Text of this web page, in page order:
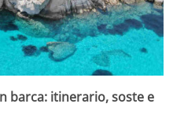
barca: itinerario, soste e